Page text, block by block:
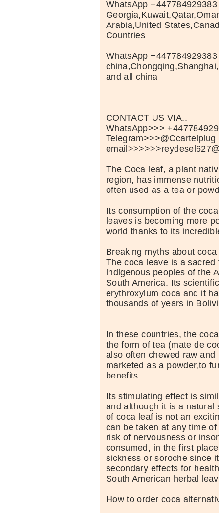
WhatsApp
Arabia,United
Countries
WhatsApp
and all china
CONTACT US VIA..
WhatsApp>>>
Telegram>>>@Ccartelplug
The Coca leaf, a plant
region, has immense
often used as a tea or
Its consumption of the
leaves is becoming more
world thanks to its
Breaking myths about
The coca leave is a sacred
indigenous peoples of the
South America. Its
erythroxylum coca and it
thousands of years in
In these countries, the
the form of tea (mate de
also often chewed raw and
marketed as a powder,to
benefits.
Its stimulating effect is
and although it is a natural
of coca leaf is not an
can be taken at any time
risk of nervousness or
consumed, in the first
sickness or soroche since
secondary effects for
South American herbal
How to order coca